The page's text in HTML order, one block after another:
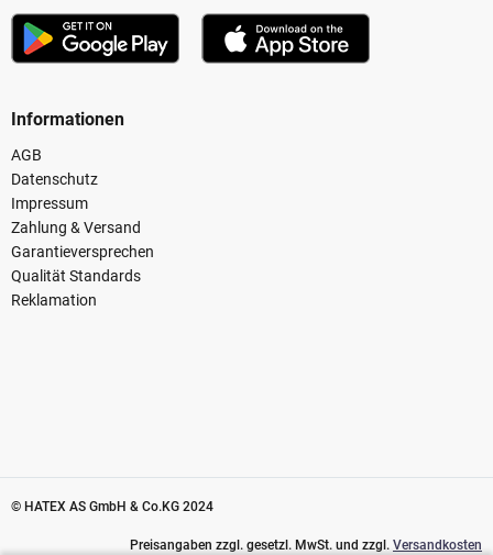
Informationen
AGB
Datenschutz
Impressum
Zahlung & Versand
Garantieversprechen
Qualität Standards
Reklamation
© HATEX AS GmbH & Co.KG 2024
Preisangaben zzgl. gesetzl. MwSt. und zzgl. Versandkosten